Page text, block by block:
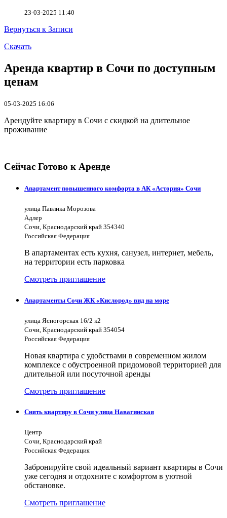
23-03-2025 11:40
Вернуться к Записи
Скачать
Аренда квартир в Сочи по доступным
ценам
05-03-2025 16:06
Арендуйте квартиру в Сочи с скидкой на длительное
проживание
Сейчас Готово к Аренде
Апартамент повышенного комфорта в АК «Астория» Сочи
улица Павлика Морозова
Адлер
Сочи, Краснодарский край 354340
Российская Федерация
В апартаментах есть кухня, санузел, интернет, мебель,
на территории есть парковка
Смотреть приглашение
Апартаменты Сочи ЖК «Кислород» вид на море
улица Ясногорская 16/2 к2
Сочи, Краснодарский край 354054
Российская Федерация
Новая квартира с удобствами в современном жилом
комплексе с обустроенной придомовой территорией для
длительной или посуточной аренды
Смотреть приглашение
Снять квартиру в Сочи улица Навагинская
Центр
Сочи, Краснодарский край
Российская Федерация
Забронируйте свой идеальный вариант квартиры в Сочи
уже сегодня и отдохните с комфортом в уютной
обстановке.
Смотреть приглашение